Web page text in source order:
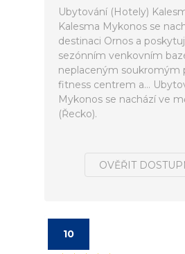
Ubytování (Hotely)
Kalesma Mykonos se
destinaci Ornos a
sezónním venkovním
neplaceným soukromým
fitness centrem a...
Mykonos se nachází ve
(Řecko).
OVĚŘIT
10